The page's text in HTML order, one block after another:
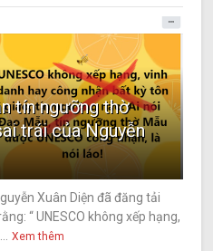
tín ngưỡng thờ
trái của Nguyễn
Xuân Diện đã đăng tải
“ UNESCO không xếp hạng,
Xem thêm